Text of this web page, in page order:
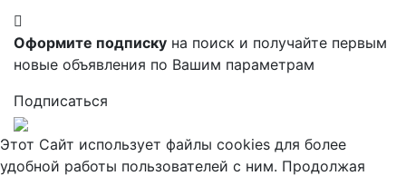
Оформите подписку на поиск и получайте первым
новые объявления по Вашим параметрам
Подписаться
Этот Сайт использует файлы cookies для более
удобной работы пользователей с ним. Продолжая